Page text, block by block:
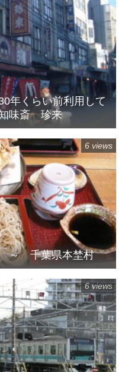
年くらい前利用して
味斎 珍来
～ 千葉県本埜村
6 views
6 views